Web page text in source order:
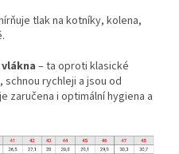
tlak na kotníky, kolena,
– ta oproti klasické
rychleji a jsou od
zaručena i optimální hygiena a